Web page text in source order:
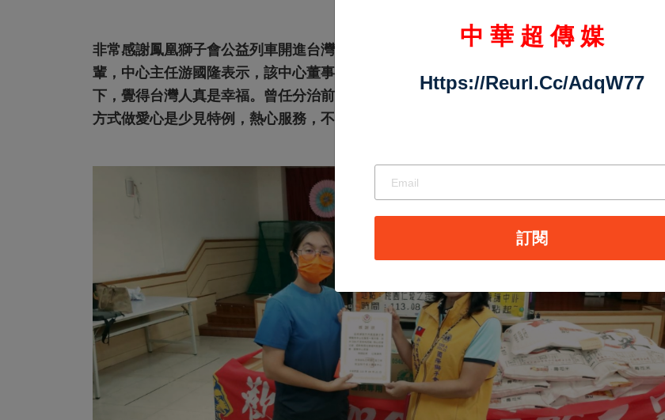
非常感謝鳳凰獅子會公益列車開進台灣省私立桃園仁愛之家附設新竹老人養護中心關懷長
輩，中心主任游國隆表示，該中心董事長李建榮曾說，他曾奉派駐外單位，國內外兩地相較
下，覺得台灣人真是幸福。曾任分治前的常董新竹縣長陳進興也讚譽說，在台灣以公益列車
方式做愛心是少見特例，熱心服務，不落人後的精神令人讚佩。
中 華 超 傳 媒
Https://reurl.cc/adqW77
訂閱